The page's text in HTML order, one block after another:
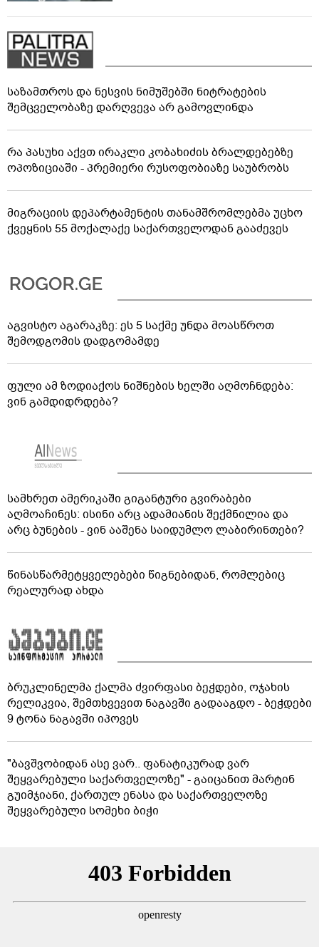
საზამთროს და ნესვის ნიმუშებში ნიტრატების
შემცველობაზე დარღვევა არ გამოვლინდა
რა პასუხი აქვთ ირაკლი კობახიძის ბრალდებებზე
ოპოზიციაში - პრემიერი რუსოფობიაზე საუბრობს
მიგრაციის დეპარტამენტის თანამშრომლებმა უცხო
ქვეყნის 55 მოქალაქე საქართველოდან გააძევეს
აგვისტო აგარაკზე: ეს 5 საქმე უნდა მოასწროთ
შემოდგომის დადგომამდე
ფული ამ ზოდიაქოს ნიშნების ხელში აღმოჩნდება:
ვინ გამდიდრდება?
სამხრეთ ამერიკაში გიგანტური გვირაბები
აღმოაჩინეს: ისინი არც ადამიანის შექმნილია და
არც ბუნების - ვინ ააშენა საიდუმლო ლაბირინთები?
წინასწარმეტყველებები წიგნებიდან, რომლებიც
რეალურად ახდა
ბრუკლინელმა ქალმა ძვირფასი ბეჭდები, ოჯახის
რელიკვია, შემთხვევით ნაგავში გადააგდო - ბეჭდები
9 ტონა ნაგავში იპოვეს
"ბავშვობიდან ასე ვარ.. ფანატიკურად ვარ
შეყვარებული საქართველოზე" - გაიცანით მარტინ
გუიმჯიანი, ქართულ ენასა და საქართველოზე
შეყვარებული სომეხი ბიჭი